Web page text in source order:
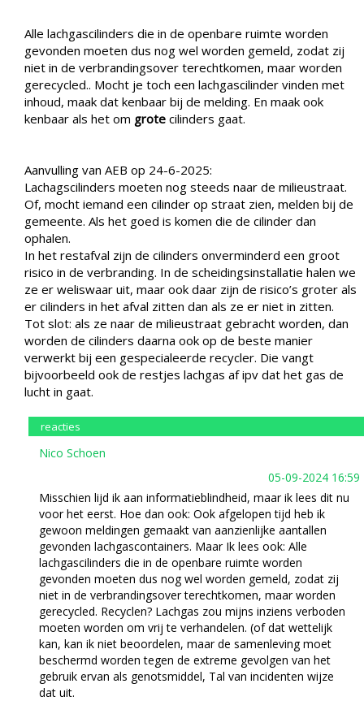
Alle lachgascilinders die in de openbare ruimte worden
gevonden moeten dus nog wel worden gemeld, zodat zij
niet in de verbrandingsover terechtkomen, maar worden
gerecycled.. Mocht je toch een lachgascilinder vinden met
inhoud, maak dat kenbaar bij de melding. En maak ook
kenbaar als het om grote cilinders gaat.
Aanvulling van AEB op 24-6-2025:
Lachagscilinders moeten nog steeds naar de milieustraat.
Of, mocht iemand een cilinder op straat zien, melden bij de
gemeente. Als het goed is komen die de cilinder dan
ophalen.
In het restafval zijn de cilinders onverminderd een groot
risico in de verbranding. In de scheidingsinstallatie halen we
ze er weliswaar uit, maar ook daar zijn de risico’s groter als
er cilinders in het afval zitten dan als ze er niet in zitten.
Tot slot: als ze naar de milieustraat gebracht worden, dan
worden de cilinders daarna ook op de beste manier
verwerkt bij een gespecialeerde recycler. Die vangt
bijvoorbeeld ook de restjes lachgas af ipv dat het gas de
lucht in gaat.
reacties
Nico Schoen
05-09-2024 16:59
Misschien lijd ik aan informatieblindheid, maar ik lees dit nu
voor het eerst. Hoe dan ook: Ook afgelopen tijd heb ik
gewoon meldingen gemaakt van aanzienlijke aantallen
gevonden lachgascontainers. Maar Ik lees ook: Alle
lachgascilinders die in de openbare ruimte worden
gevonden moeten dus nog wel worden gemeld, zodat zij
niet in de verbrandingsover terechtkomen, maar worden
gerecycled. Recyclen? Lachgas zou mijns inziens verboden
moeten worden om vrij te verhandelen. (of dat wettelijk
kan, kan ik niet beoordelen, maar de samenleving moet
beschermd worden tegen de extreme gevolgen van het
gebruik ervan als genotsmiddel, Tal van incidenten wijze
dat uit.